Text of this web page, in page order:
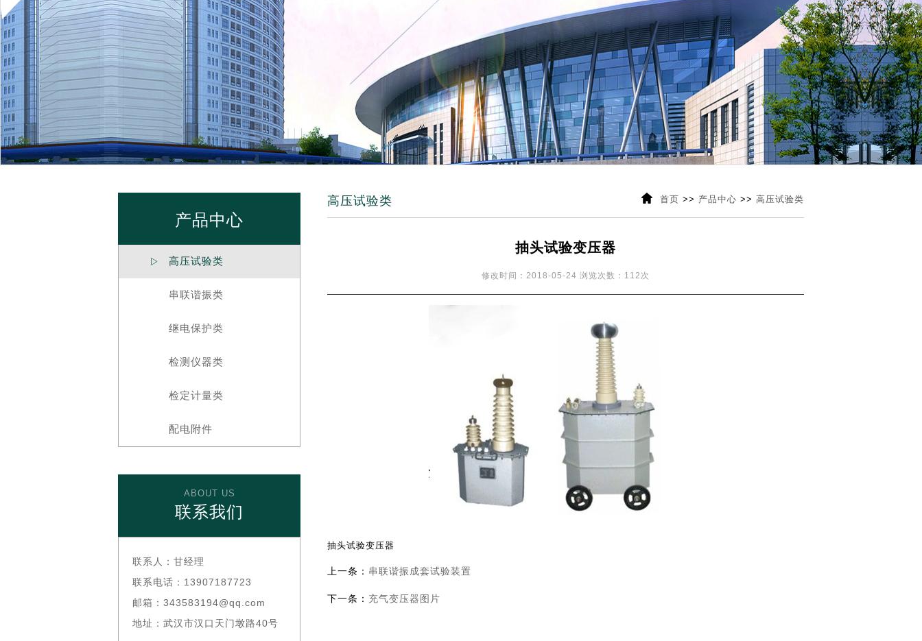
产品中心
 高压试验类
串联谐振类
继电保护类
检测仪器类
检定计量类
配电附件
ABOUT US
联系我们
联系人： 甘经理
联系电话： 13907187723
邮箱： 343583194@qq.com
地址： 武汉市汉口天门墩路40号
高压试验类  首页 >> 产品中心 >> 高压试验类
抽头试验变压器
修改时间：2018-05-24 浏览次数：112次
抽头试验变压器
上一条： 串联谐振成套试验装置
下一条： 充气变压器图片